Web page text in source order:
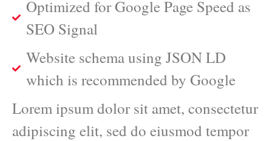
Optimized for Google Page Speed as
SEO Signal
Website schema using JSON LD
which is recommended by Google
Lorem ipsum dolor sit amet, consectetur
adipiscing elit, sed do eiusmod tempor